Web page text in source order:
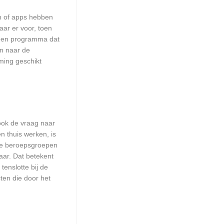
of apps hebben
er voor, toen
programma dat
naar de
geschikt
de vraag naar
thuis werken, is
beroepsgroepen
Dat betekent
bij de
die door het